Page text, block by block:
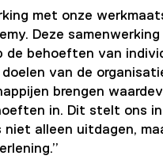
met onze
Deze
de behoeften van
van de
brengen
in. Dit stelt ons
niet alleen uitdagen,